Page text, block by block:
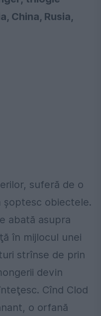
China, Rusia,
suferă de o
şoptesc obiectele.
abată asupra
în mijlocul unei
strînse de prin
devin
Cînd Clod
o orfană